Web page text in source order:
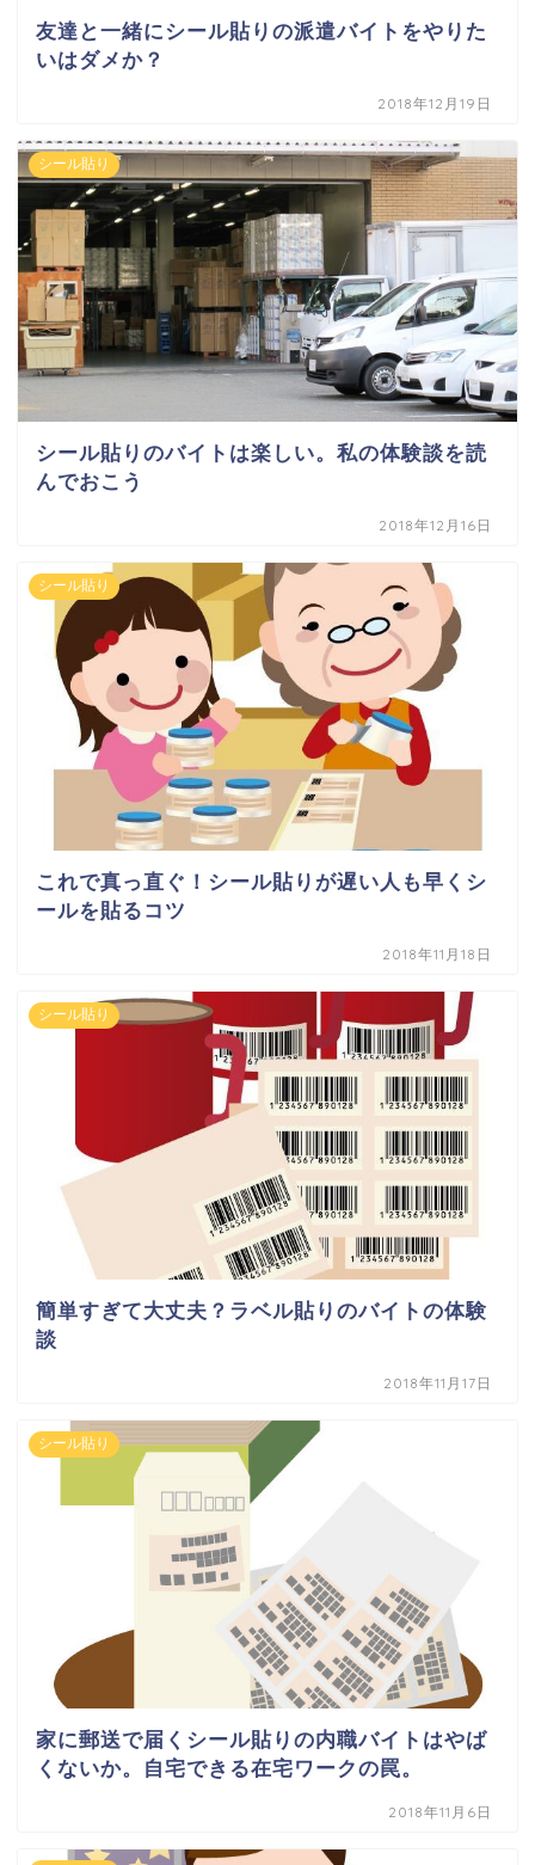
友達と一緒にシール貼りの派遣バイトをやりた
いはダメか？
2018年12月19日
シール貼り
シール貼りのバイトは楽しい。私の体験談を読
んでおこう
2018年12月16日
シール貼り
これで真っ直ぐ！シール貼りが遅い人も早くシ
ールを貼るコツ
2018年11月18日
シール貼り
簡単すぎて大丈夫？ラベル貼りのバイトの体験
談
2018年11月17日
シール貼り
家に郵送で届くシール貼りの内職バイトはやば
くないか。自宅できる在宅ワークの罠。
2018年11月6日